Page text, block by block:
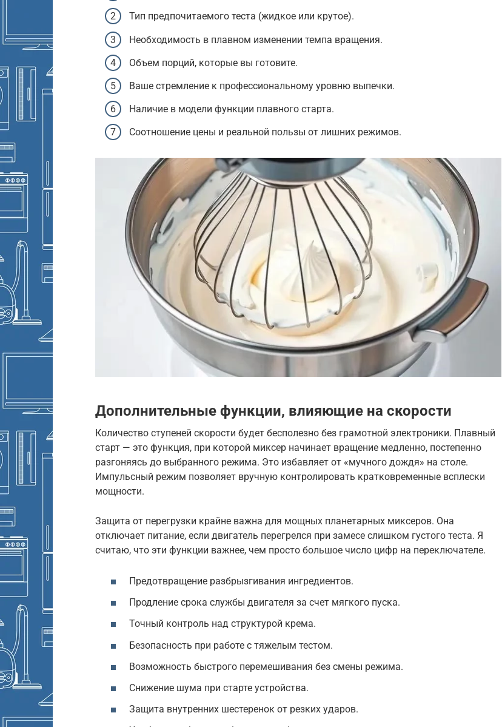
Тип предпочитаемого теста (жидкое или крутое).
Необходимость в плавном изменении темпа вращения.
Объем порций, которые вы готовите.
Ваше стремление к профессиональному уровню выпечки.
Наличие в модели функции плавного старта.
Соотношение цены и реальной пользы от лишних режимов.
Дополнительные функции, влияющие на скорости
Количество ступеней скорости будет бесполезно без грамотной электроники. Плавный
старт — это функция, при которой миксер начинает вращение медленно, постепенно
разгоняясь до выбранного режима. Это избавляет от «мучного дождя» на столе.
Импульсный режим позволяет вручную контролировать кратковременные всплески
мощности.
Защита от перегрузки крайне важна для мощных планетарных миксеров. Она
отключает питание, если двигатель перегрелся при замесе слишком густого теста. Я
считаю, что эти функции важнее, чем просто большое число цифр на переключателе.
Предотвращение разбрызгивания ингредиентов.
Продление срока службы двигателя за счет мягкого пуска.
Точный контроль над структурой крема.
Безопасность при работе с тяжелым тестом.
Возможность быстрого перемешивания без смены режима.
Снижение шума при старте устройства.
Защита внутренних шестеренок от резких ударов.